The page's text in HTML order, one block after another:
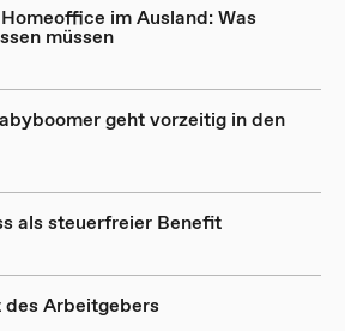
im Ausland: Was
müssen
geht vorzeitig in den
als steuerfreier Benefit
Arbeitgebers